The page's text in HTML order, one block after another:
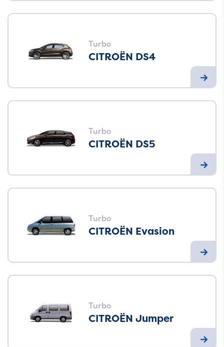
Turbo
CITROËN DS4
Turbo
CITROËN DS5
Turbo
CITROËN Evasion
Turbo
CITROËN Jumper